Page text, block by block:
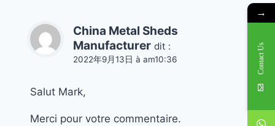
China Metal Sheds
Manufacturer dit :
2022年9月13日 à am10:36
Salut Mark,
Merci pour votre commentaire.
→
Contact Us